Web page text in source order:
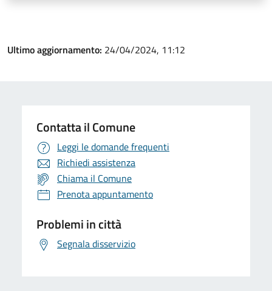
Ultimo aggiornamento: 24/04/2024, 11:12
Contatta il Comune
Leggi le domande frequenti
Richiedi assistenza
Chiama il Comune
Prenota appuntamento
Problemi in città
Segnala disservizio